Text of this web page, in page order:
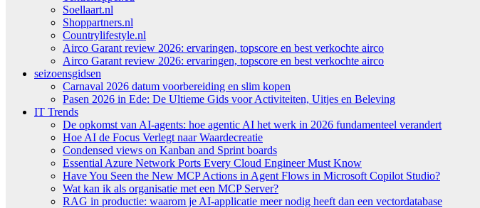
Soellaart.nl
Shoppartners.nl
Countrylifestyle.nl
Airco Garant review 2026: ervaringen, topscore en best verkochte airco
Airco Garant review 2026: ervaringen, topscore en best verkochte airco
seizoensgidsen
Carnaval 2026 datum voorbereiding en slim kopen
Pasen 2026 in Ede: De Ultieme Gids voor Activiteiten, Uitjes en Beleving
IT Trends
De opkomst van AI-agents: hoe agentic AI het werk in 2026 fundamenteel verandert
Hoe AI de Focus Verlegt naar Waardecreatie
Condensed views on Kanban and Sprint boards
Essential Azure Network Ports Every Cloud Engineer Must Know
Have You Seen the New MCP Actions in Agent Flows in Microsoft Copilot Studio?
Wat kan ik als organisatie met een MCP Server?
RAG in productie: waarom je AI-applicatie meer nodig heeft dan een vectordatabase